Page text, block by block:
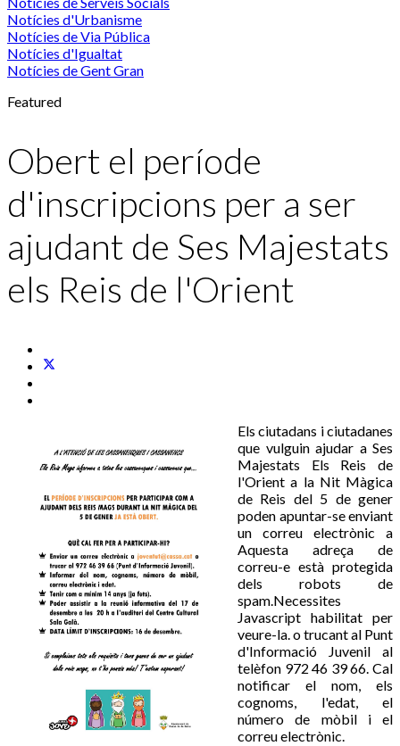
Notícies d'Urbanisme
Notícies de Via Pública
Notícies d'Igualtat
Notícies de Gent Gran
Featured
Obert el període
d'inscripcions per a ser
ajudant de Ses Majestats
els Reis de l'Orient
Els ciutadans i ciutadanes
que vulguin ajudar a Ses
Majestats Els Reis de
l'Orient a la Nit Màgica
de Reis del 5 de gener
poden apuntar-se enviant
un correu electrònic a
Aquesta adreça de
correu-e està protegida
dels robots de
spam.Necessites
Javascript habilitat per
veure-la.o trucant al Punt
d'Informació Juvenil al
telèfon 972 46 39 66. Cal
notificar el nom, els
cognoms, l'edat, el
número de mòbil i el
correu electrònic.